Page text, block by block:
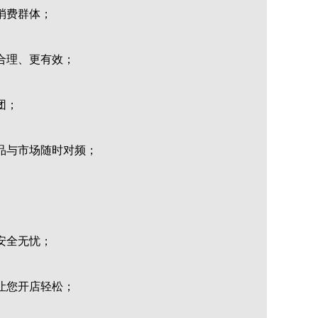
群体；
、更有效；
市场随时对频；
无忧；
开店轻松；